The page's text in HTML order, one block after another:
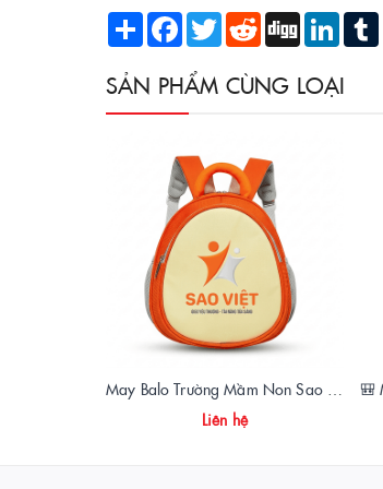
Share Facebook
Twitter Reddit Digg LinkedIn
SẢN PHẨM CÙNG LOẠI
Liên hệ